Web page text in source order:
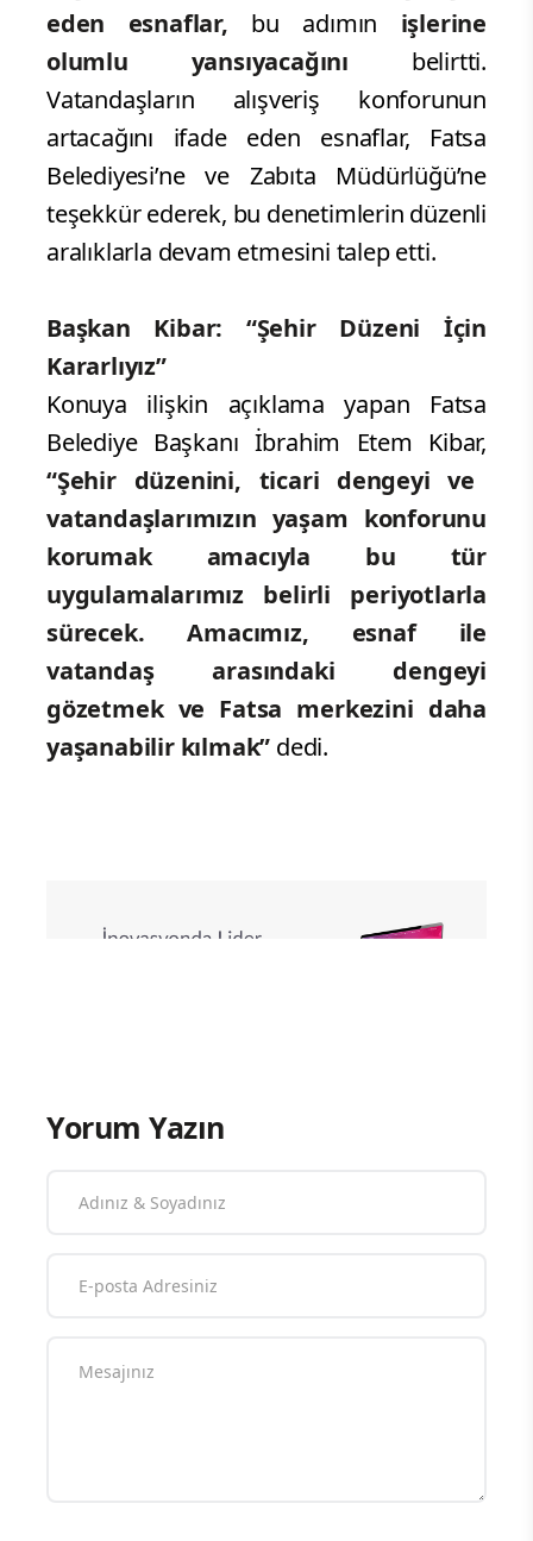
Esnaftan Memnuniyet ve Teşekkür
Zabıta ekiplerinin yürüttüğü
uygulamadanen çok memnun kalan
kesim ise bölgedeki kayıtlı esnaflar
oldu. Uzun süredir seyyar satıcılardan
kaynaklı haksız rekabetten şikâyet
olumlu yansıyacağınıbelirtti.
Vatandaşların alışveriş konforunun
artacağını ifade eden esnaflar, Fatsa
Belediyesi’ne ve Zabıta Müdürlüğü’ne
teşekkür ederek, bu denetimlerin düzenli
aralıklarla devam etmesini talep etti.
Başkan Kibar: “Şehir Düzeni İçin
Kararlıyız”
Konuya ilişkin açıklama yapan Fatsa
Belediye Başkanı İbrahim Etem Kibar,
“Şehir düzenini, ticari dengeyi ve
vatandaş arasındaki dengeyi
Yorum Yazın